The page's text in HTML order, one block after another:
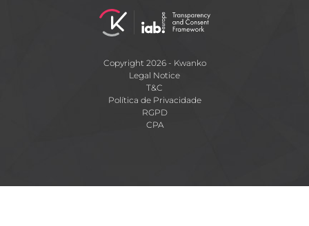
Copyright 2026 - Kwanko
Legal Notice
T&C
Política de Privacidade
RGPD
CPA